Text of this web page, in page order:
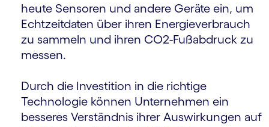
heute Sensoren und andere Geräte ein, um
Echtzeitdaten über ihren Energieverbrauch
zu sammeln und ihren CO2-Fußabdruck zu
messen.
Durch die Investition in die richtige
Technologie können Unternehmen ein
besseres Verständnis ihrer Auswirkungen auf